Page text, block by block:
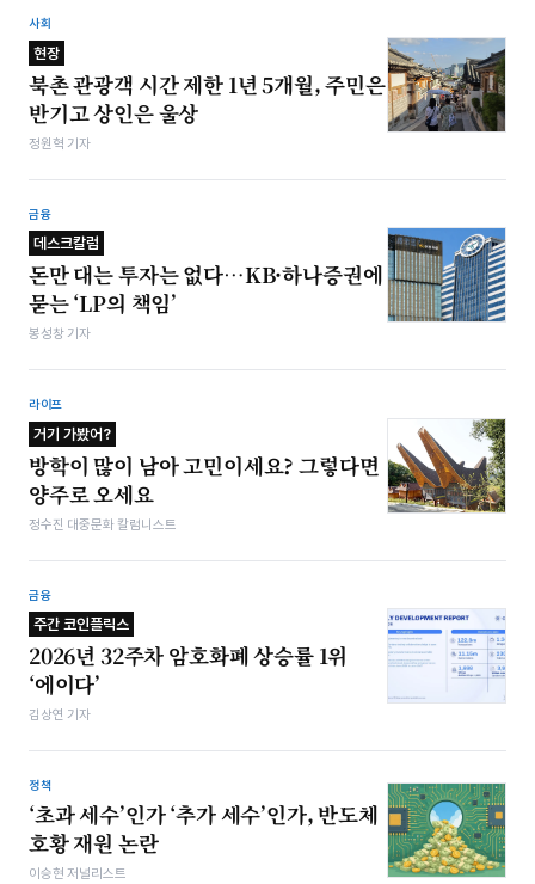
사회
현장
북촌 관광객 시간 제한 1년 5개월, 주민은
반기고 상인은 울상
정원혁 기자
금융
데스크칼럼
돈만 대는 투자는 없다…KB·하나증권에
묻는 ‘LP의 책임’
봉성창 기자
라이프
거기 가봤어?
방학이 많이 남아 고민이세요? 그렇다면
양주로 오세요
정수진 대중문화 칼럼니스트
금융
주간 코인플릭스
2026년 32주차 암호화폐 상승률 1위
‘에이다’
김상연 기자
정책
‘초과 세수’인가 ‘추가 세수’인가, 반도체
호황 재원 논란
이승현 저널리스트